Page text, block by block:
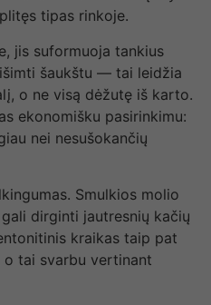
tipas rinkoje.
jis suformuoja tankius
šaukštu — tai leidžia
o ne visą dėžutę iš karto.
ekonomišku pasirinkimu:
nei nesušokančių
Smulkios molio
dirginti jautresnių kačių
kraikas taip pat
o tai svarbu vertinant